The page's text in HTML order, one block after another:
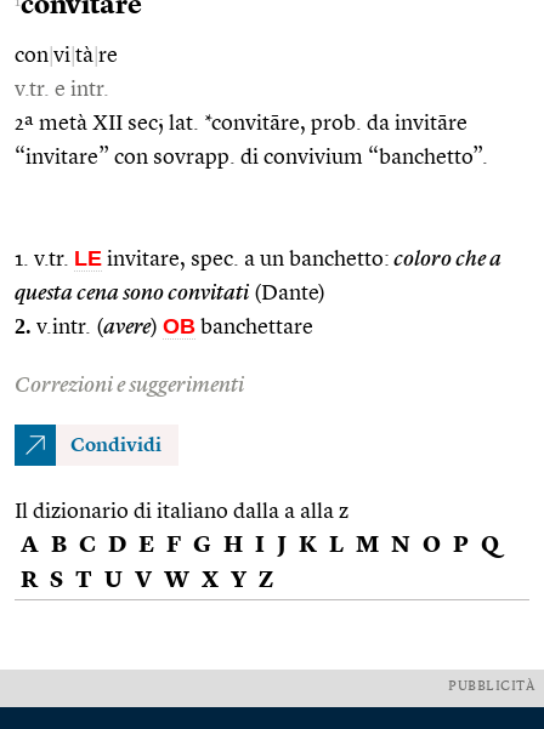
convitare
con vi tà re
v.tr. e intr.
2ª metà XII sec; lat. *convitāre, prob. da invitāre
“invitare” con sovrapp. di convivium “banchetto”.
1. v.tr. LE invitare, spec. a un banchetto: coloro che a
questa cena sono convitati (Dante)
2. v.intr. (avere) OB banchettare
Correzioni e suggerimenti
Condividi
Il dizionario di italiano dalla a alla z
A B C D E F G H I J K L M N O P Q
R S T U V W X Y Z
PUBBLICITÀ